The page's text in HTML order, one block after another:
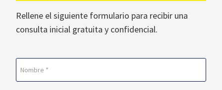
Rellene el siguiente formulario para recibir una
consulta inicial gratuita y confidencial.
(Obligatorio)